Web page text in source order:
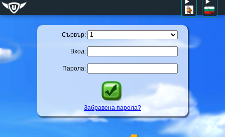
Сървър:
Вход:
Парола:
Забравена парола?